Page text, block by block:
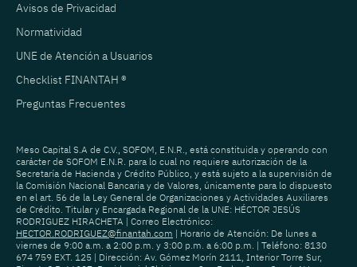
Avisos de Privacidad
Normatividad
UNE de Atención a Usuarios
Checklist FINANTAH ®
Preguntas Frecuentes
Meso Capital S.A de C.V., SOFOM, E.N.R., está constituida y operando con
carácter de SOFOM E.N.R. para lo cual no requiere autorización de la
Secretaría de Hacienda y Crédito Público, y está sujeto a la supervisión de
la Comisión Nacional Bancaria y de Valores, únicamente para lo dispuesto
en el art. 56 de la Ley General de Organizaciones y Actividades Auxiliares
de Crédito. Titular y Encargada Regional de la UNE: HÉCTOR JESÚS
RODRIGUEZ HIRACHETA | Correo Electrónico:
HECTOR.RODRIGUEZ@finantah.com | Horario de Atención: De lunes a
viernes de 9:00 a.m. a 2:00 p.m. y 3:00 p.m. a 6:00 p.m. | Teléfono: 8130
674 759 EXT. 125 | Dirección: Av. Gómez Morín 2111, Interior Torre Sur,